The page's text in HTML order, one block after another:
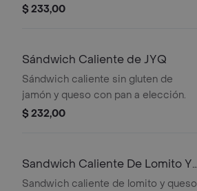
$ 233,00
Sándwich Caliente de JYQ
Sándwich caliente sin gluten de
jamón y queso con pan a elección.
$ 232,00
Sandwich Caliente De Lomito Y
Queso
Sandwich caliente de lomito y queso